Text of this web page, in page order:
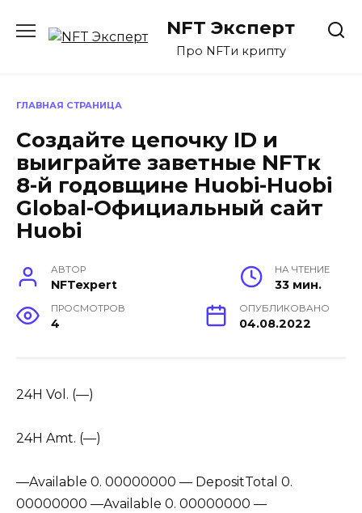
содержанию
NFT Эксперт
Про NFTи крипту
ГЛАВНАЯ СТРАНИЦА
Создайте цепочку ID и
выиграйте заветные NFTк
8-й годовщине Huobi-Huobi
Global-Официальный сайт
Huobi
АВТОР
NFTexpert
НА ЧТЕНИЕ
33 мин.
ПРОСМОТРОВ
4
ОПУБЛИКОВАНО
04.08.2022
24H Vol. (—)
24H Amt. (—)
—Available 0. 00000000 — DepositTotal 0.
00000000 —Available 0. 00000000 —